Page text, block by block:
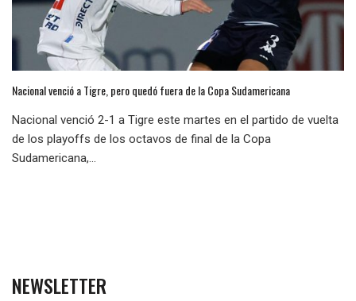
Nacional venció a Tigre, pero quedó fuera de la Copa Sudamericana
Nacional venció 2-1 a Tigre este martes en el partido de vuelta
de los playoffs de los octavos de final de la Copa
Sudamericana,...
NEWSLETTER